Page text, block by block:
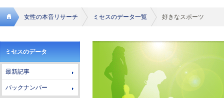
イリビ
ング新
女性の本音リサーチ ミセスのデータ一覧 好きなスポーツ
ミセスのデータ
最新記事
バックナンバー